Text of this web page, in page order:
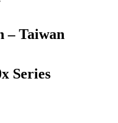
– Taiwan
Series